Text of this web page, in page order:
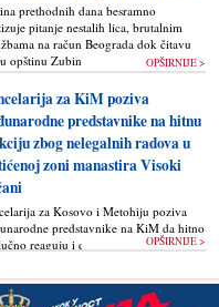
prethodnih dana besramno
pitanje nestalih lica, brutalnim
na račun Beograda dok čitavu
opštinu Zubin Potok žigoše...OPŠIRNIJE >
za KiM poziva
predstavnike na hitnu
zbog nelegalnih radova u
zoni manastira Visoki
za Kosovo i Metohiju poziva
predstavnike na KiM da hitno
reaguju i da bez odlaganjaOPŠIRNIJE >